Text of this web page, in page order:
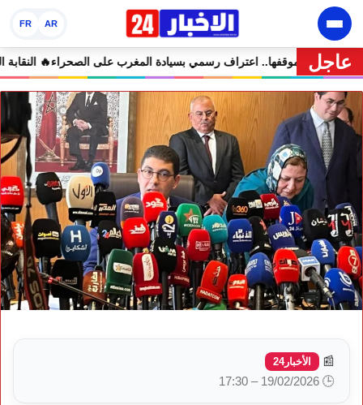
AR
FR
عاجلالساخرة🔥 كولومبيا تحسم موقفها.. اعتراف رسمي بسيادة المغرب
📰 الأخبار24
🕒 19/02/2026 – 17:30